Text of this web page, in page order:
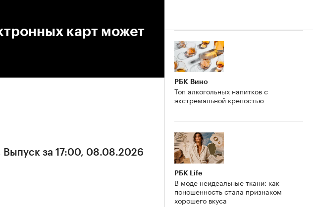
карт может
Выпуск за 17:00, 08.08.2026
РБК Вино
Топ алкогольных напитков с
экстремальной крепостью
РБК Life
В моде неидеальные ткани: как
поношенность стала признаком
хорошего вкуса